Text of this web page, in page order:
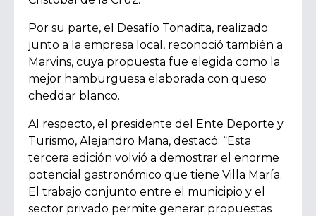
Por su parte, el Desafío Tonadita, realizado
junto a la empresa local, reconoció también a
Marvins, cuya propuesta fue elegida como la
mejor hamburguesa elaborada con queso
cheddar blanco.
Al respecto, el presidente del Ente Deporte y
Turismo, Alejandro Mana, destacó: “Esta
tercera edición volvió a demostrar el enorme
potencial gastronómico que tiene Villa María.
El trabajo conjunto entre el municipio y el
sector privado permite generar propuestas